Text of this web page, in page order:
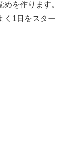
を作ります。
く1日をスター